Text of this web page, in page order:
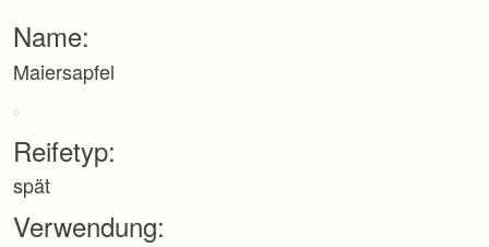
n
ü
b
r
p
r
i
n
g
Name:
Maiersapfel
Reifetyp:
spät
Verwendung: